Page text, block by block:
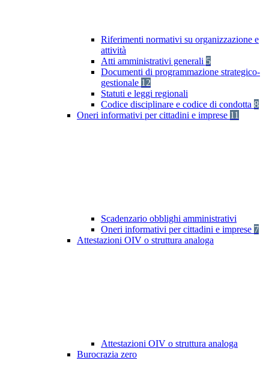
Riferimenti normativi su organizzazione e
attività
Atti amministrativi generali 5
Documenti di programmazione strategico-
gestionale 12
Statuti e leggi regionali
Codice disciplinare e codice di condotta 8
Oneri informativi per cittadini e imprese 11
Scadenzario obblighi amministrativi
Oneri informativi per cittadini e imprese 7
Attestazioni OIV o struttura analoga
Attestazioni OIV o struttura analoga
Burocrazia zero